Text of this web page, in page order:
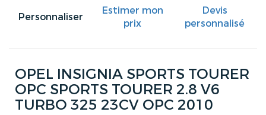
Personnaliser
Estimer mon
prix
Devis
personnalisé
OPEL INSIGNIA SPORTS TOURER
OPC SPORTS TOURER 2.8 V6
TURBO 325 23CV OPC 2010